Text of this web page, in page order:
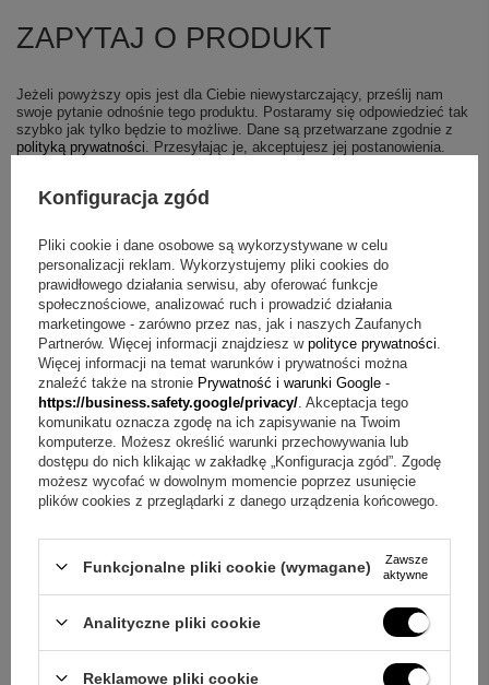
ZAPYTAJ O PRODUKT
Jeżeli powyższy opis jest dla Ciebie niewystarczający, prześlij nam
swoje pytanie odnośnie tego produktu. Postaramy się odpowiedzieć tak
szybko jak tylko będzie to możliwe. Dane są przetwarzane zgodnie z
polityką prywatności. Przesyłając je, akceptujesz jej postanowienia.
E-mail
Pytanie
Wyślij
NAPISZ SWOJĄ OPINIĘ
Twoja ocena:
5/5
Treść twojej opinii
Konfiguracja zgód
Pliki cookie i dane osobowe są wykorzystywane w celu
personalizacji reklam. Wykorzystujemy pliki cookies do
prawidłowego działania serwisu, aby oferować funkcje
społecznościowe, analizować ruch i prowadzić działania
marketingowe - zarówno przez nas, jak i naszych Zaufanych
Partnerów. Więcej informacji znajdziesz w polityce prywatności
Więcej informacji na temat warunków i prywatności można
znaleźć także na stronie Prywatność i warunki Google -
https://business.safety.google/privacy/ . Akceptacja tego
komunikatu oznacza zgodę na ich zapisywanie na Twoim
komputerze. Możesz określić warunki przechowywania lub
dostępu do nich klikając w zakładkę „Konfiguracja zgód”. Zgodę
możesz wycofać w dowolnym momencie poprzez usunięcie
plików cookies z przeglądarki z danego urządzenia końcowego.
Funkcjonalne pliki cookie (wymagane)
Zawsze
aktywne
Analityczne pliki cookie
Reklamowe pliki cookie